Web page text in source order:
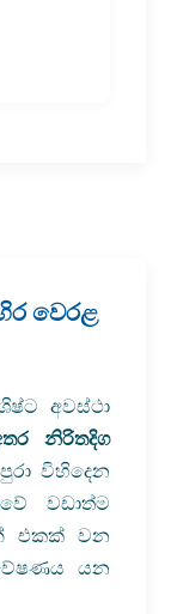
වෙරළ
අවස්ථා
නිරිතදිග
විහිදෙන
වඩාත්ම
එකක් වන
යන